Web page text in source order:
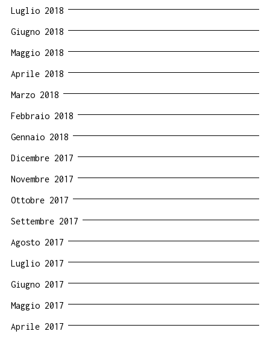
Luglio 2018
Giugno 2018
Maggio 2018
Aprile 2018
Marzo 2018
Febbraio 2018
Gennaio 2018
Dicembre 2017
Novembre 2017
Ottobre 2017
Settembre 2017
Agosto 2017
Luglio 2017
Giugno 2017
Maggio 2017
Aprile 2017